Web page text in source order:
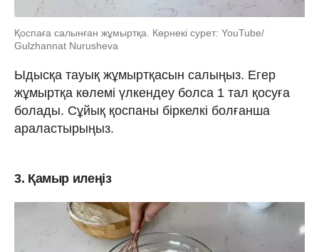
Қоспаға салынған жұмыртқа. Көрнекі сурет: YouTube/
Gulzhannat Nurusheva
Ыдысқа тауық жұмыртқасын салыңыз. Егер
жұмыртқа көлемі үлкендеу болса 1 тал қосуға
болады. Сұйық қоспаны біркелкі болғанша
араластырыңыз.
3. Қамыр илеңіз